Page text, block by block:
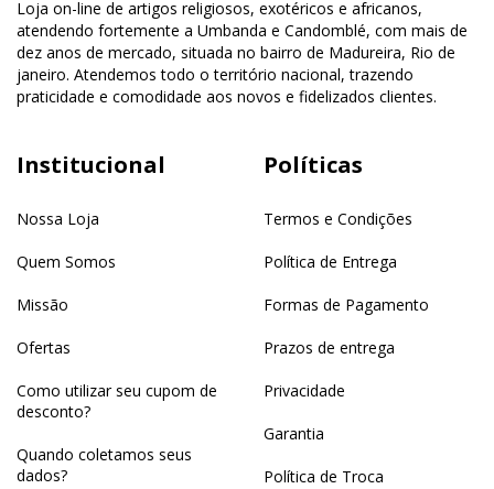
Loja on-line de artigos religiosos, exotéricos e africanos,
atendendo fortemente a Umbanda e Candomblé, com mais de
dez anos de mercado, situada no bairro de Madureira, Rio de
janeiro. Atendemos todo o território nacional, trazendo
praticidade e comodidade aos novos e fidelizados clientes.
Institucional
Nossa Loja
Quem Somos
Missão
Ofertas
Como utilizar seu cupom de
desconto?
Quando coletamos seus
dados?
Políticas
Termos e Condições
Política de Entrega
Formas de Pagamento
Prazos de entrega
Privacidade
Garantia
Política de Troca